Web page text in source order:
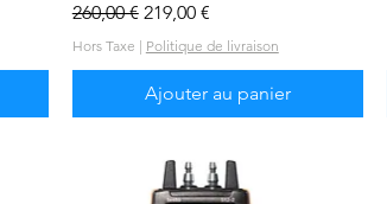
Prix original
260,00 € Prix promotionnel
219,00 €
Hors Taxe | Politique de livraison
Ajouter au panier